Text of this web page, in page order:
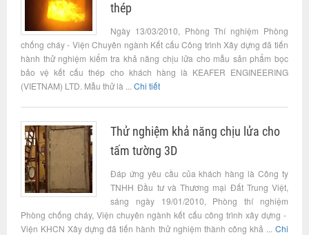
thép
Ngày 13/03/2010, Phòng Thí nghiệm Phòng
chống cháy - Viện Chuyên ngành Kết cấu Công trình Xây dựng đã tiến
hành thử nghiệm kiểm tra khả năng chịu lửa cho mẫu sản phẩm bọc
bảo vệ kết cấu thép cho khách hàng là KEAFER ENGINEERING
(VIETNAM) LTD. Mẫu thử là ... Chi tiết
Thử nghiệm khả năng chịu lửa cho
tấm tường 3D
Đáp ứng yêu cầu của khách hàng là Công ty
TNHH Đầu tư và Thương mại Đất Trung Việt,
sáng ngày 19/01/2010, Phòng thí nghiệm
Phòng chống cháy, Viện chuyên ngành kết cấu công trình xây dựng -
Viện KHCN Xây dựng đã tiến hành thử nghiệm thành công khả ... Chi